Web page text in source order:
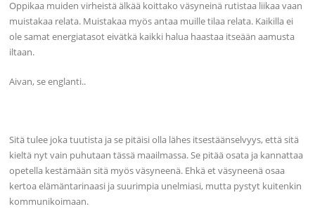
Oppikaa muiden virheistä älkää koittako väsyneinä rutistaa liikaa vaan
muistakaa relata. Muistakaa myös antaa muille tilaa relata. Kaikilla ei
ole samat energiatasot eivätkä kaikki halua haastaa itseään aamusta
iltaan.
Aivan, se englanti..
Sitä tulee joka tuutista ja se pitäisi olla lähes itsestäänselvyys, että sitä
kieltä nyt vain puhutaan tässä maailmassa. Se pitää osata ja kannattaa
opetella kestämään sitä myös väsyneenä. Ehkä et väsyneenä osaa
kertoa elämäntarinaasi ja suurimpia unelmiasi, mutta pystyt kuitenkin
kommunikoimaan.